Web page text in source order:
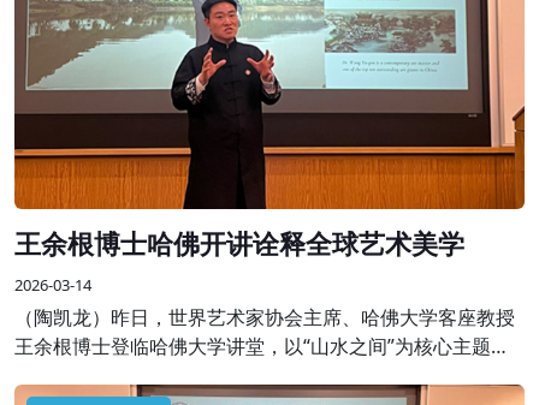
王余根博士哈佛开讲诠释全球艺术美学
2026-03-14
（陶凯龙）昨日，世界艺术家协会主席、哈佛大学客座教授
王余根博士登临哈佛大学讲堂，以“山水之间”为核心主题开